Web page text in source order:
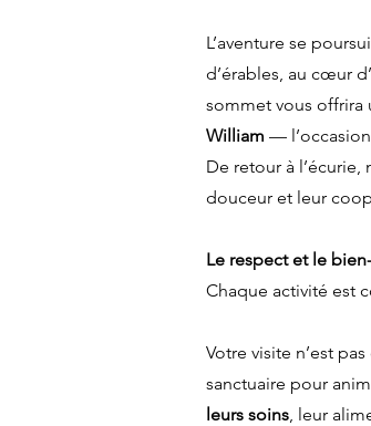
L’aventure se
d’érables, au cœur
sommet vous
William —
De retour à
douceur et leur
Le respect et le
Chaque activité est
Votre visite n’est
sanctuaire pour
leurs soins , leur